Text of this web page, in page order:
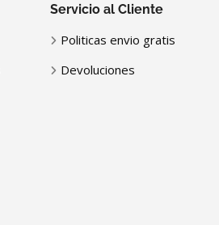
Servicio al Cliente
Politicas envio gratis
Devoluciones